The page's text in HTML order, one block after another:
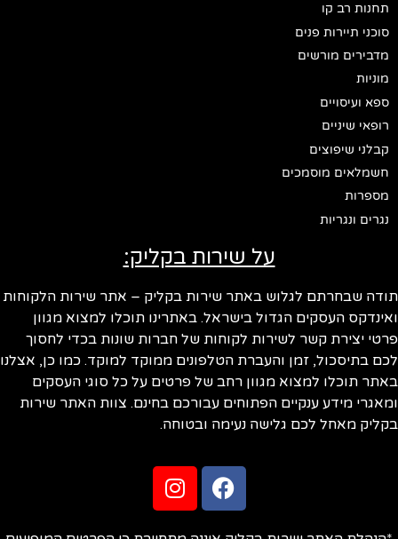
תחנות רב קו
סוכני תיירות פנים
מדבירים מורשים
מוניות
ספא ועיסויים
רופאי שיניים
קבלני שיפוצים
חשמלאים מוסמכים
מספרות
נגרים ונגריות
על שירות בקליק:
שבחרתם לגלוש באתר שירות בקליק – אתר שירות הלקוחות
העסקים הגדול בישראל. באתרינו תוכלו למצוא מגוון
יצירת קשר לשירות לקוחות של חברות שונות בכדי לחסוך
בתיסכול, זמן והעברת הטלפונים ממוקד למוקד. כמו כן, אצלנו
תוכלו למצוא מגוון רחב של פרטים על כל סוגי העסקים
מידע ענקיים הפתוחים עבורכם בחינם. צוות האתר שירות
מאחל לכם גלישה נעימה ובטוחה.